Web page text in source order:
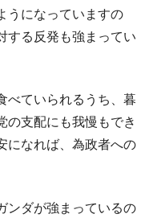
うになっていますの
する反発も強まってい
べていられるうち、暮
の支配にも我慢もでき
になれば、為政者への
ンダが強まっているの